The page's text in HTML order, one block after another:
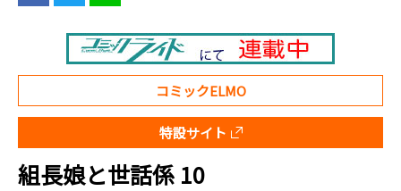
コミックELMO
特設サイト
組長娘と世話係 10